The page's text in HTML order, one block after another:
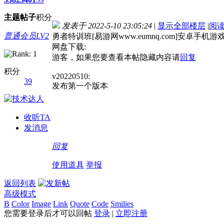
主题帖子积分
普通会员LV2
积分
39
收听TA
发消息
发表于 2022-5-10 23:05:24 | 显示全部楼层 |阅
勇者特训班[易游网www.eumnq.com]安卓手机游
网盘下载:
游客，如果您要查看本帖隐藏内容请回复
v20220510:
发布第一个版本
回复
使用道具 举报
返回列表
高级模式
B Color Image Link Quote Code Smilies
您需要登录后才可以回帖 登录 | 立即注册